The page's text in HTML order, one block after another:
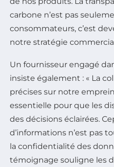
carbone n’est pas
consommateurs, c’est
notre stratégie
Un fournisseur engagé
insiste également : « La
précises sur notre
essentielle pour que les
des décisions éclairées.
d’informations n’est pas
la confidentialité des
témoignage souligne les